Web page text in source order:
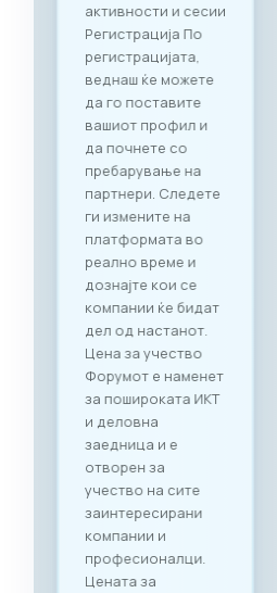
активности и сесии
Регистрација По
регистрацијата,
веднаш ќе можете
да го поставите
вашиот профил и
да почнете со
пребарување на
партнери. Следете
ги измените на
платформата во
реално време и
дознајте кои се
компании ќе бидат
дел од настанот.
Цена за учество
Форумот е наменет
за пошироката ИКТ
и деловна
заедница и е
отворен за
учество на сите
заинтересирани
компании и
професионалци.
Цената за